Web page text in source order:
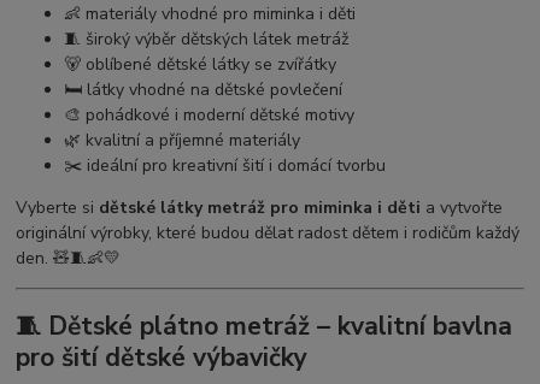
👶 materiály vhodné pro miminka i děti
🧵 široký výběr dětských látek metráž
🐻 oblíbené dětské látky se zvířátky
🛏️ látky vhodné na dětské povlečení
🎨 pohádkové i moderní dětské motivy
🌿 kvalitní a příjemné materiály
✂️ ideální pro kreativní šití i domácí tvorbu
Vyberte si dětské látky metráž pro miminka i děti a vytvořte
originální výrobky, které budou dělat radost dětem i rodičům každý
den. 🧸🧵👶💛
🧵 Dětské plátno metráž – kvalitní bavlna
pro šití dětské výbavičky